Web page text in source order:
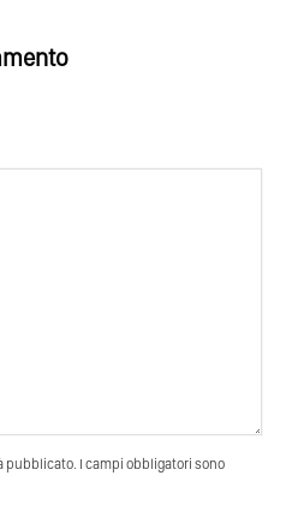
pubblicato. I campi obbligatori sono